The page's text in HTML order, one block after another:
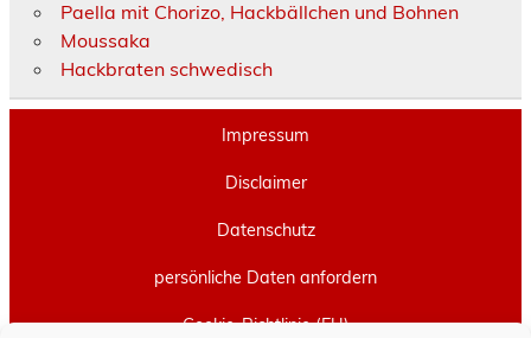
Paella mit Chorizo, Hackbällchen und Bohnen
Moussaka
Hackbraten schwedisch
Impressum
Disclaimer
Datenschutz
persönliche Daten anfordern
Cookie-Richtlinie (EU)